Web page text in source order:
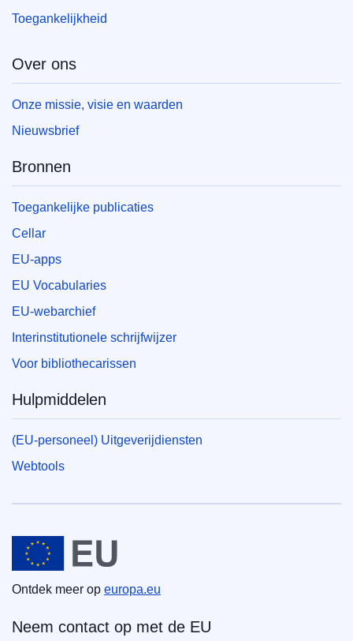
Toegankelijkheid
Over ons
Onze missie, visie en waarden
Nieuwsbrief
Bronnen
Toegankelijke publicaties
Cellar
EU-apps
EU Vocabularies
EU-webarchief
Interinstitutionele schrijfwijzer
Voor bibliothecarissen
Hulpmiddelen
(EU-personeel) Uitgeverijdiensten
Webtools
Europese Unie
Ontdek meer op europa.eu
Neem contact op met de EU